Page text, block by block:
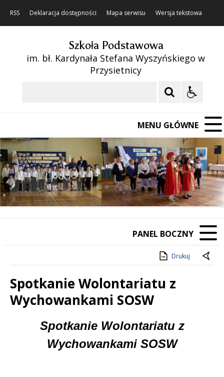
RSS Deklaracja dostępności Mapa serwisu Wersja tekstowa
Szkoła Podstawowa
im. bł. Kardynała Stefana Wyszyńskiego w
Przysietnicy
MENU GŁÓWNE
Poprzedni Element
Następny Element
❚❚
PANEL BOCZNY
Drukuj
Spotkanie Wolontariatu z
Wychowankami SOSW
Spotkanie Wolontariatu z
Wychowankami SOSW